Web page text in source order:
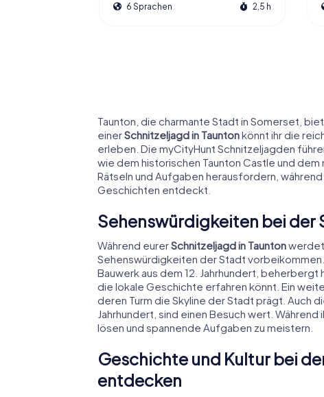
6 Sprachen 2,5 h
Taunton, die charmante Stadt in Somerset,
einerSchnitzeljagd in Tauntonkönnt ihr die
erleben. Die myCityHunt Schnitzeljagden
wie dem historischen Taunton Castle und dem
Rätseln und Aufgaben herausfordern,
Geschichten entdeckt.
Sehenswürdigkeiten bei der
Während eurerSchnitzeljagd in Tauntonwerdet
Sehenswürdigkeiten der Stadt
Bauwerk aus dem 12. Jahrhundert,
die lokale Geschichte erfahren könnt. Ein
deren Turm die Skyline der Stadt prägt. Auch
Jahrhundert, sind einen Besuch wert.
lösen und spannende Aufgaben zu meistern.
Geschichte und Kultur bei
entdecken